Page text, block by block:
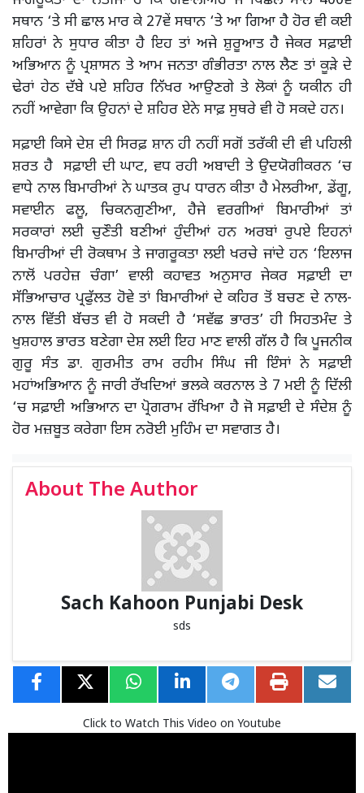
ਸਥਾਨ ‘ਤੇ ਸੀ ਛਾਲ ਮਾਰ ਕੇ 27ਵੇਂ ਸਥਾਨ ‘ਤੇ ਆ ਗਿਆ ਹੈ ਹੋਰ ਵੀ ਕਈ
ਸ਼ਹਿਰਾਂ ਨੇ ਸੁਧਾਰ ਕੀਤਾ ਹੈ ਇਹ ਤਾਂ ਅਜੇ ਸ਼ੁਰੂਆਤ ਹੈ ਜੇਕਰ ਸਫ਼ਾਈ
ਅਭਿਆਨ ਨੂੰ ਪ੍ਰਸ਼ਾਸਨ ਤੇ ਆਮ ਜਨਤਾ ਗੰਭੀਰਤਾ ਨਾਲ ਲੈਣ ਤਾਂ ਕੂੜੇ ਦੇ
ਢੇਰਾਂ ਹੇਠ ਦੱਬੇ ਪਏ ਸ਼ਹਿਰ ਨਿੱਖਰ ਆਉਣਗੇ ਤੇ ਲੋਕਾਂ ਨੂੰ ਯਕੀਨ ਹੀ
ਨਹੀਂ ਆਵੇਗਾ ਕਿ ਉਹਨਾਂ ਦੇ ਸ਼ਹਿਰ ਏਨੇ ਸਾਫ਼ ਸੁਥਰੇ ਵੀ ਹੋ ਸਕਦੇ ਹਨ।
ਸਫ਼ਾਈ ਕਿਸੇ ਦੇਸ਼ ਦੀ ਸਿਰਫ਼ ਸ਼ਾਨ ਹੀ ਨਹੀਂ ਸਗੋਂ ਤਰੱਕੀ ਦੀ ਵੀ ਪਹਿਲੀ
ਸ਼ਰਤ ਹੈ ਸਫ਼ਾਈ ਦੀ ਘਾਟ, ਵਧ ਰਹੀ ਅਬਾਦੀ ਤੇ ਉਦਯੋਗੀਕਰਨ ‘ਚ
ਵਾਧੇ ਨਾਲ ਬਿਮਾਰੀਆਂ ਨੇ ਘਾਤਕ ਰੁਪ ਧਾਰਨ ਕੀਤਾ ਹੈ ਮੇਲਰੀਆ, ਡੇਂਗੂ,
ਸਵਾਈਨ ਫਲੂ, ਚਿਕਨਗੁਣੀਆ, ਹੈਜੇ ਵਰਗੀਆਂ ਬਿਮਾਰੀਆਂ ਤਾਂ
ਸਰਕਾਰਾਂ ਲਈ ਚੁਣੌਤੀ ਬਣੀਆਂ ਹੁੰਦੀਆਂ ਹਨ ਅਰਬਾਂ ਰੁਪਏ ਇਹਨਾਂ
ਬਿਮਾਰੀਆਂ ਦੀ ਰੋਕਥਾਮ ਤੇ ਜਾਗਰੂਕਤਾ ਲਈ ਖਰਚੇ ਜਾਂਦੇ ਹਨ ‘ਇਲਾਜ
ਨਾਲੋਂ ਪਰਹੇਜ਼ ਚੰਗਾ’ ਵਾਲੀ ਕਹਾਵਤ ਅਨੁਸਾਰ ਜੇਕਰ ਸਫ਼ਾਈ ਦਾ
ਸੱਭਿਆਚਾਰ ਪ੍ਰਫੁੱਲਤ ਹੋਵੇ ਤਾਂ ਬਿਮਾਰੀਆਂ ਦੇ ਕਹਿਰ ਤੋਂ ਬਚਣ ਦੇ ਨਾਲ-
ਨਾਲ ਵਿੱਤੀ ਬੱਚਤ ਵੀ ਹੋ ਸਕਦੀ ਹੈ ‘ਸਵੱਛ ਭਾਰਤ’ ਹੀ ਸਿਹਤਮੰਦ ਤੇ
ਖੁਸ਼ਹਾਲ ਭਾਰਤ ਬਣੇਗਾ ਦੇਸ਼ ਲਈ ਇਹ ਮਾਣ ਵਾਲੀ ਗੱਲ ਹੈ ਕਿ ਪੂਜਨੀਕ
ਗੁਰੂ ਸੰਤ ਡਾ. ਗੁਰਮੀਤ ਰਾਮ ਰਹੀਮ ਸਿੰਘ ਜੀ ਇੰਸਾਂ ਨੇ ਸਫ਼ਾਈ
ਮਹਾਂਅਭਿਆਨ ਨੂੰ ਜਾਰੀ ਰੱਖਦਿਆਂ ਭਲਕੇ ਕਰਨਾਲ ਤੇ 7 ਮਈ ਨੂੰ ਦਿੱਲੀ
‘ਚ ਸਫ਼ਾਈ ਅਭਿਆਨ ਦਾ ਪ੍ਰੋਗਰਾਮ ਰੱਖਿਆ ਹੈ ਜੋ ਸਫ਼ਾਈ ਦੇ ਸੰਦੇਸ਼ ਨੂੰ
ਹੋਰ ਮਜ਼ਬੂਤ ਕਰੇਗਾ ਇਸ ਨਰੋਈ ਮੁਹਿੰਮ ਦਾ ਸਵਾਗਤ ਹੈ।
About The Author
Sach Kahoon Punjabi Desk
sds
Click to Watch This Video on Youtube